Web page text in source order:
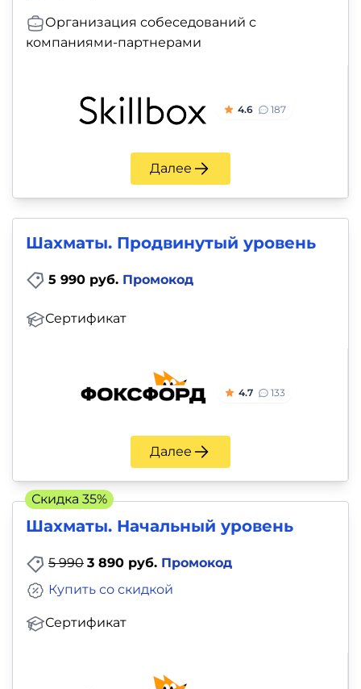
Организация собеседований с
компаниями-партнерами
4.6 187
Далее
Шахматы. Продвинутый уровень
5 990 руб. Промокод
Сертификат
4.7 133
Далее
Шахматы. Начальный уровень
5 990 3 890 руб. Промокод
Сертификат
Купить со скидкой
Скидка 35%